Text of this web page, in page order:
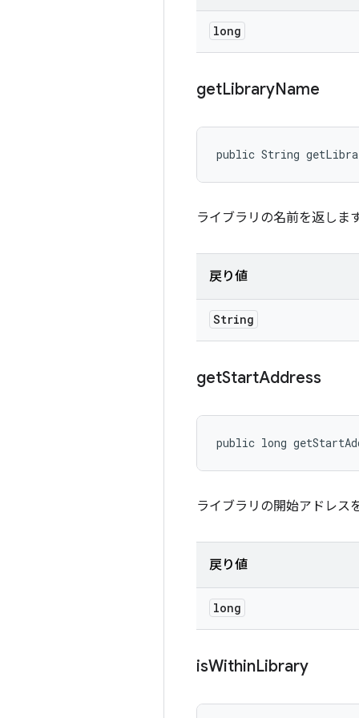
long
getLibraryName
public String
ライブラリの名前を返します
戻り値
String
getStartAddress
public long
ライブラリの開始アドレス
戻り値
long
isWithinLibrary